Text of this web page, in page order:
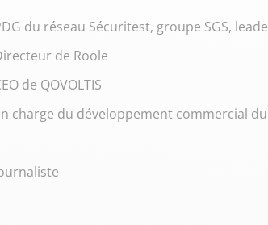
du réseau Sécuritest, groupe SGS,
de Roole
de QOVOLTIS
charge du développement commercial